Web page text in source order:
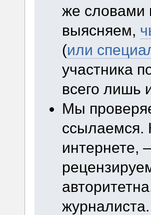
же словами
выясняем,
(или
участника
всего лишь
Мы
ссылаемся.
интернете,
журналиста.